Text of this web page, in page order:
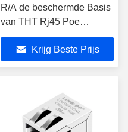
R/A de beschermde Basis
van THT Rj45 Poe
Magjack J0B-0368NL 2x8
Conn THT 1000 - T met
POE
Krijg Beste Prijs